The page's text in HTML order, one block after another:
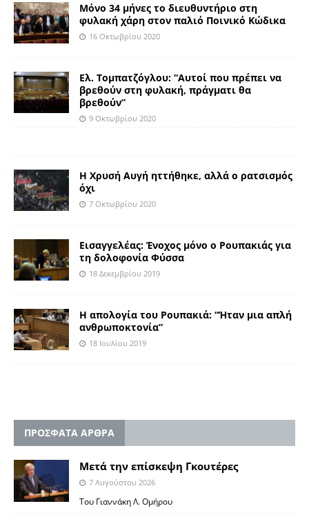
Μόνο 34 μήνες το διευθυντήριο στη
φυλακή χάρη στον παλιό Ποινικό Κώδικα
16 Οκτωβρίου 2020
Ελ. Τομπατζόγλου: “Αυτοί που πρέπει να
βρεθούν στη φυλακή, πράγματι θα
βρεθούν”
9 Οκτωβρίου 2020
Η Χρυσή Αυγή ηττήθηκε, αλλά ο ρατσισμός
όχι
7 Οκτωβρίου 2020
Εισαγγελέας: Ένοχος μόνο ο Ρουπακιάς για
τη δολοφονία Φύσσα
18 Δεκεμβρίου 2019
Η απολογία του Ρουπακιά: “Ήταν μια απλή
ανθρωποκτονία”
18 Ιουλίου 2019
ΠΡΟΣΦΑΤΑ ΑΡΘΡΑ
Μετά την επίσκεψη Γκουτέρες
7 Αυγούστου 2026
Του Γιαννάκη Λ. Ομήρου